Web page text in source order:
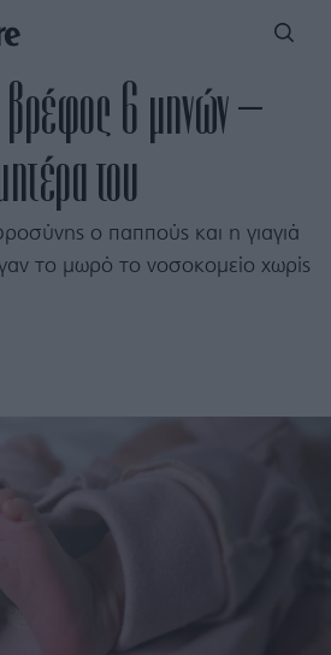
βρέφος 6 μηνών –
του
ο παππούς και η γιαγιά
το μωρό το νοσοκομείο χωρίς